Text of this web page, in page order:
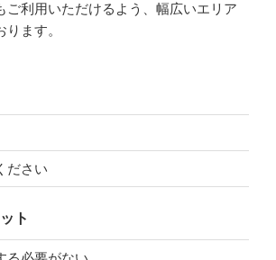
ご利用いただけるよう、幅広いエリア
ます。
ださい
ト